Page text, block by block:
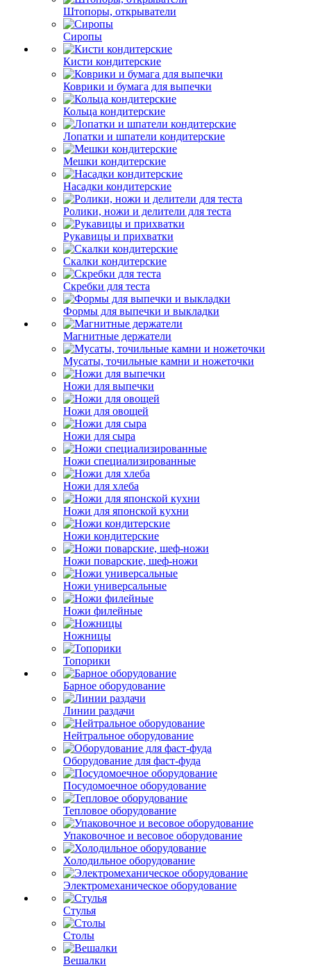
Штопоры, открыватели
Сиропы
Кисти кондитерские
Коврики и бумага для выпечки
Кольца кондитерские
Лопатки и шпатели кондитерские
Мешки кондитерские
Насадки кондитерские
Ролики, ножи и делители для теста
Рукавицы и прихватки
Скалки кондитерские
Скребки для теста
Формы для выпечки и выкладки
Магнитные держатели
Мусаты, точильные камни и ножеточки
Ножи для выпечки
Ножи для овощей
Ножи для сыра
Ножи специализированные
Ножи для хлеба
Ножи для японской кухни
Ножи кондитерские
Ножи поварские, шеф-ножи
Ножи универсальные
Ножи филейные
Ножницы
Топорики
Барное оборудование
Линии раздачи
Нейтральное оборудование
Оборудование для фаст-фуда
Посудомоечное оборудование
Тепловое оборудование
Упаковочное и весовое оборудование
Холодильное оборудование
Электромеханическое оборудование
Стулья
Столы
Вешалки